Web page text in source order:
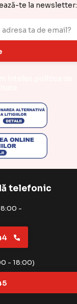
telefonic
-
- 18:00)
te la newsletter: